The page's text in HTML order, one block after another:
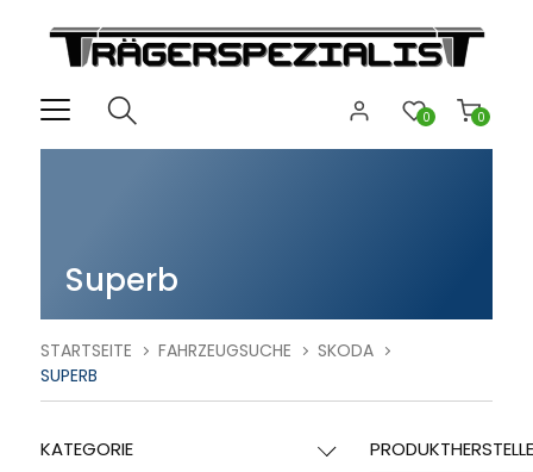
0
0
Superb
STARTSEITE FAHRZEUGSUCHE
SKODA
SUPERB
KATEGORIE